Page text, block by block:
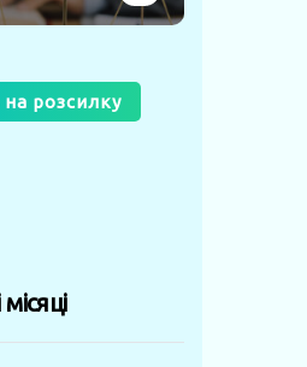
на розсилку